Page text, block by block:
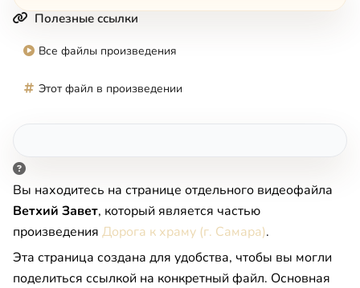
Полезные ссылки
Все файлы произведения
Этот файл в произведении
Вы находитесь на странице отдельного видеофайла
Ветхий Завет, который является частью
произведения Дорога к храму (г. Самара).
Эта страница создана для удобства, чтобы вы могли
поделиться ссылкой на конкретный файл. Основная